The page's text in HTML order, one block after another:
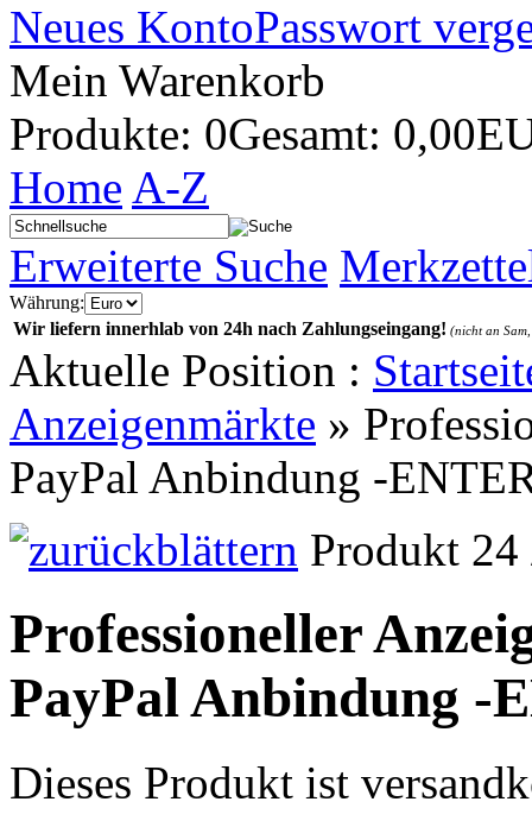
Neues KontoPasswort
Mein Warenkorb
Produkte: 0Gesamt:
Home A-Z
Erweiterte Suche
Währung:
Wir liefern innerhlab von 24h nach Zahlungseingang! (nicht an
Aktuelle Position :
Anzeigenmärkte »
PayPal Anbindung -
Produkt
Professioneller
PayPal Anbindung -
Dieses Produkt ist